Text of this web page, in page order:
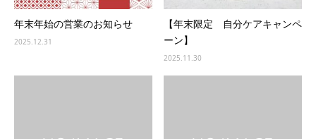
年末年始の営業のお知らせ
2025.12.31
【年末限定 自分ケアキャンペ
ーン】
2025.11.30